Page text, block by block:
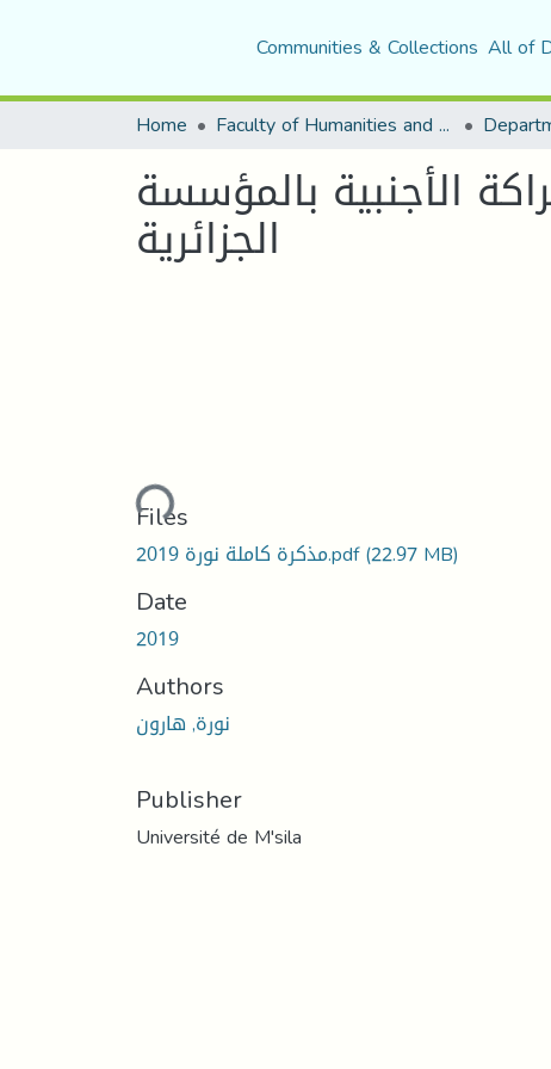
Communities & Collections All of
Home Faculty of Humanities and Social Sciences
الأجنبية بالمؤسسة
الجزائرية
Loading...
Files
مذكرة كاملة نورة 2019.pdf(22.97 MB)
Date
2019
Authors
نورة, هارون
Publisher
Université de M'sila